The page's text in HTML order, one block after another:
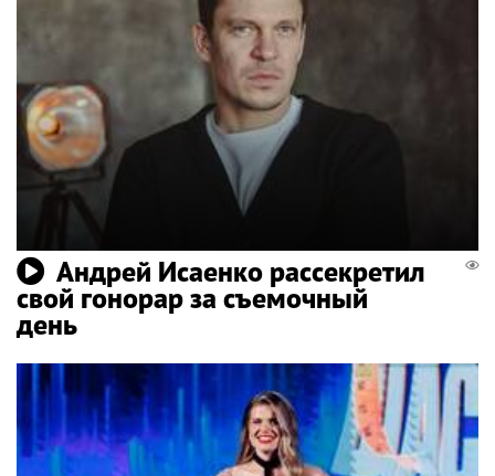
Андрей Исаенко рассекретил
свой гонорар за съемочный
день